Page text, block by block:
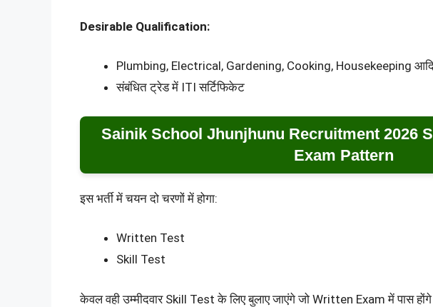
Desirable Qualification:
Plumbing, Electrical, Gardening, Cooking, Housekeeping
संबंधित ट्रेड में ITI सर्टिफिकेट
Sainik School Jhunjhunu Recruitment 2026
Exam Pattern
इस भर्ती में चयन दो चरणों में होगा:
Written Test
Skill Test
केवल वही उम्मीदवार Skill Test के लिए बुलाए जाएंगे जो Written Exam में पास